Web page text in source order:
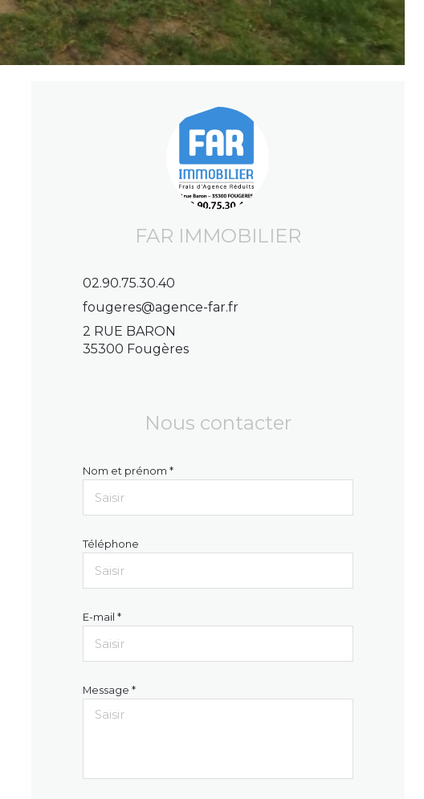
FAR IMMOBILIER
02.90.75.30.40
fougeres@agence-far.fr
2 RUE BARON
35300 Fougères
Nous contacter
Nom et prénom *
Téléphone
E-mail *
Message *